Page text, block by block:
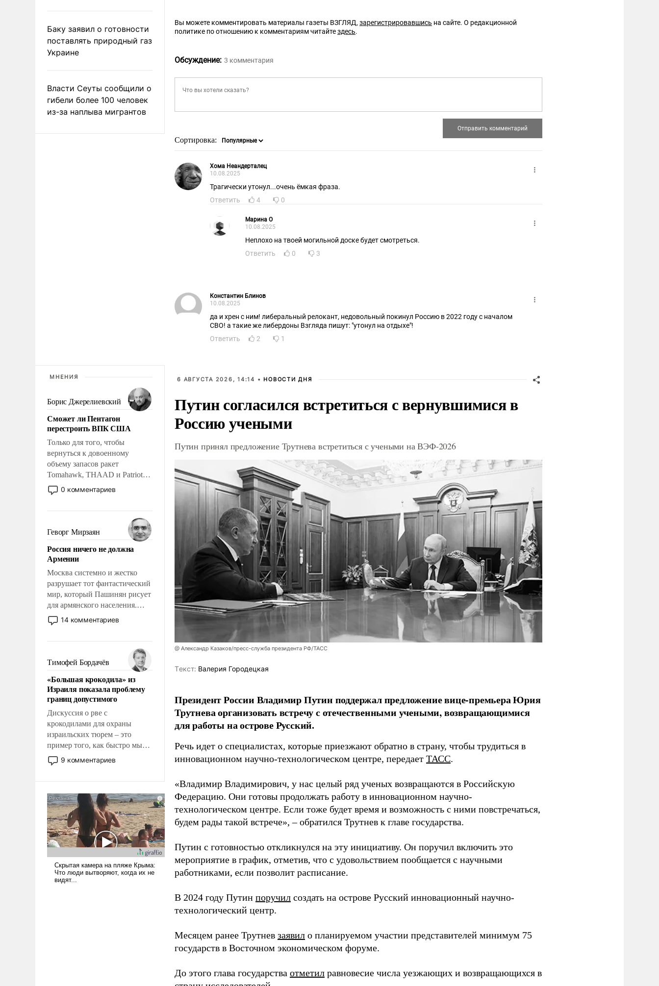
Баку заявил о готовности
поставлять природный газ
Украине
Власти Сеуты сообщили о
гибели более 100 человек
из-за наплыва мигрантов
МНЕНИЯ
Борис Джерелиевский
Сможет ли Пентагон
перестроить ВПК США
Только для того, чтобы
вернуться к довоенному
объему запасов ракет
Tomahawk, THAAD и Patriot
США потребуется более трех
лет. Даже небольшая война с
Сложившаяся ситуация
означает многолетний период
уязвимости США, например,
перед Китаем.
0 комментариев
Геворг Мирзаян
Россия ничего не должна
Армении
Москва системно и жестко
разрушает тот фантастический
мир, который Пашинян рисует
для армянского населения.
Мир, где этому населению все
должны просто по
политические прожекты будут
беспрекословно оплачиваться
за счет российских
налогоплательщиков и где за
свои поступки не нужно
отвечать.
14 комментариев
Тимофей Бордачёв
«Большая крокодила» из
Израиля показала проблему
границ допустимого
Дискуссия о рве с
крокодилами для охраны
израильских тюрем – это
пример того, как быстро мы
двигаемся по пути
революционных изменений.
псевдонаучной фантастики,
стало всерьез обсуждаемой
идеей.
9 комментариев
Вы можете комментировать материалы газеты ВЗГЛЯД,зарегистрировавшись на сайте. О редакционной
политике по отношению к комментариям читайтездесь.
Обсуждение: 3 комментария
Сортировка:
Хома Неандерталец
10.08.2025
Трагически утонул...очень ёмкая фраза.
Ответить
4 0
Марина О
10.08.2025
Неплохо на твоей могильной доске будет смотреться.
Ответить
0 3
Константин Блинов
10.08.2025
да и хрен с ним! либеральный релокант, недовольный покинул Россию в 2022 году с началом
СВО! а такие же либердоны Взгляда пишут: "утонул на отдыхе"!
Ответить
2 1
6 АВГУСТА 2026, 14:14 • НОВОСТИ ДНЯ
Путин согласился встретиться с вернувшимися в
Россию учеными
Путин принял предложение Трутнева встретиться с учеными на ВЭФ-2026
@ Александр Казаков/пресс-служба президента РФ/ТАСС
Tекст: Валерия Городецкая
Президент России Владимир Путин поддержал предложение вице-премьера Юрия
Трутнева организовать встречу с отечественными учеными, возвращающимися
для работы на острове Русский.
Речь идет о специалистах, которые приезжают обратно в страну, чтобы трудиться в
инновационном научно-технологическом центре, передает ТАСС.
«Владимир Владимирович, у нас целый ряд ученых возвращаются в Российскую
Федерацию. Они готовы продолжать работу в инновационном научно-
технологическом центре. Если тоже будет время и возможность с ними повстречаться,
будем рады такой встрече», – обратился Трутнев к главе государства.
Путин с готовностью откликнулся на эту инициативу. Он поручил включить это
мероприятие в график, отметив, что с удовольствием пообщается с научными
работниками, если позволит расписание.
В 2024 году Путин поручил создать на острове Русский инновационный научно-
технологический центр.
Месяцем ранее Трутнев заявил о планируемом участии представителей минимум 75
государств в Восточном экономическом форуме.
До этого глава государства отметил равновесие числа уезжающих и возвращающихся в